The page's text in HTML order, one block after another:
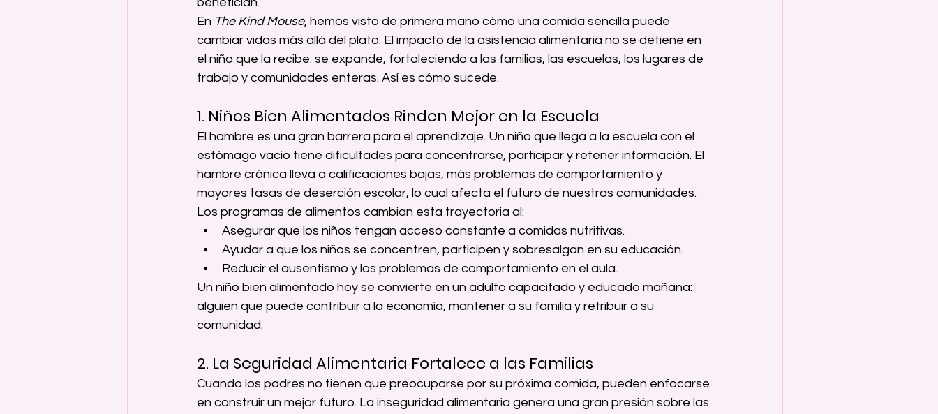
En The Kind Mouse, hemos visto de primera mano cómo una comida sencilla puede
cambiar vidas más allá del plato. El impacto de la asistencia alimentaria no se detiene en
el niño que la recibe: se expande, fortaleciendo a las familias, las escuelas, los lugares de
trabajo y comunidades enteras. Así es cómo sucede.
1. Niños Bien Alimentados Rinden Mejor en la Escuela
El hambre es una gran barrera para el aprendizaje. Un niño que llega a la escuela con el
estómago vacío tiene dificultades para concentrarse, participar y retener información. El
hambre crónica lleva a calificaciones bajas, más problemas de comportamiento y
mayores tasas de deserción escolar, lo cual afecta el futuro de nuestras comunidades.
Los programas de alimentos cambian esta trayectoria al:
Asegurar que los niños tengan acceso constante a comidas nutritivas.
Ayudar a que los niños se concentren, participen y sobresalgan en su educación.
Reducir el ausentismo y los problemas de comportamiento en el aula.
Un niño bien alimentado hoy se convierte en un adulto capacitado y educado mañana:
alguien que puede contribuir a la economía, mantener a su familia y retribuir a su
comunidad.
2. La Seguridad Alimentaria Fortalece a las Familias
Cuando los padres no tienen que preocuparse por su próxima comida, pueden enfocarse
en construir un mejor futuro. La inseguridad alimentaria genera una gran presión sobre las